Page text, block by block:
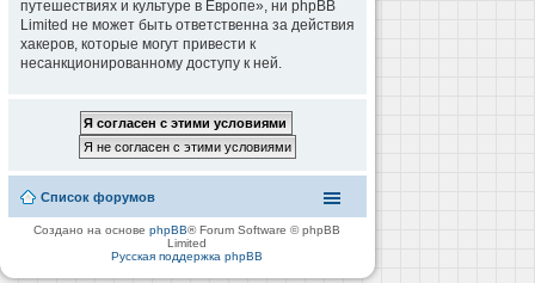
путешествиях и культуре в Европе», ни phpBB
Limited не может быть ответственна за действия
хакеров, которые могут привести к
несанкционированному доступу к ней.
Список форумов
Создано на основеphpBB® Forum Software © phpBB
Limited
Русская поддержка phpBB